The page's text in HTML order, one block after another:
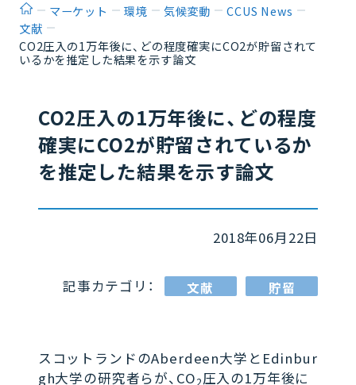
ホームマーケット 環境 気候変動
CCUS News
文献
CO2圧入の1万年後に、どの程度確実にCO2が貯留されて
いるかを推定した結果を示す論文
CO2圧入の1万年後に、どの程度
確実にCO2が貯留されているか
を推定した結果を示す論文
2018年06月22日
記事カテゴリ： 文献 貯留
スコットランドのAberdeen大学とEdinbur
gh大学の研究者らが、CO2圧入の1万年後に